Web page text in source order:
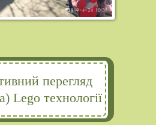
перегляд
Lego технології